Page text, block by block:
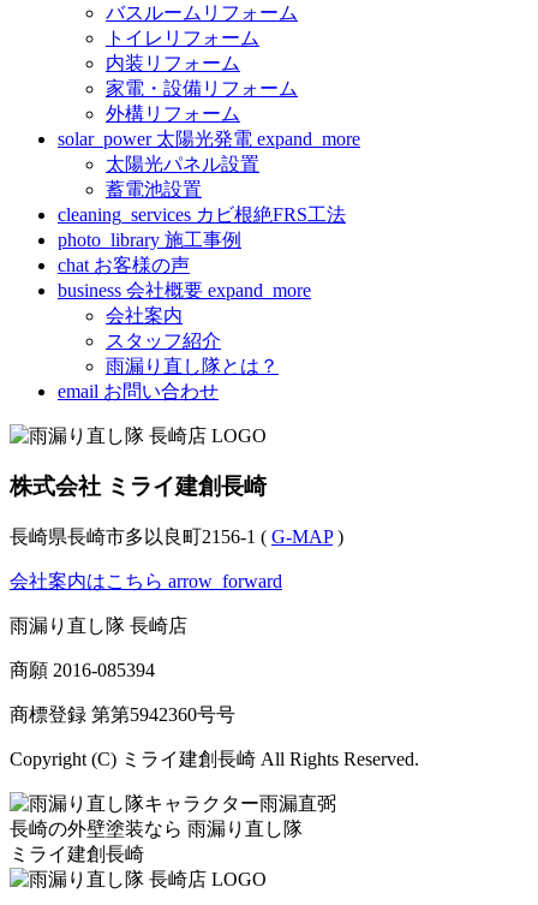
バスルームリフォーム
トイレリフォーム
内装リフォーム
家電・設備リフォーム
外構リフォーム
solar_power 太陽光発電 expand_more
太陽光パネル設置
蓄電池設置
cleaning_services カビ根絶FRS工法
photo_library 施工事例
chat お客様の声
business 会社概要 expand_more
会社案内
スタッフ紹介
雨漏り直し隊とは？
email お問い合わせ
株式会社 ミライ建創長崎
長崎県長崎市多以良町2156-1 ( G-MAP)
会社案内はこちら arrow_forward
雨漏り直し隊 長崎店
商願 2016-085394
商標登録 第第5942360号号
Copyright (C) ミライ建創長崎 All Rights Reserved.
長崎の外壁塗装なら 雨漏り直し隊
ミライ建創長崎